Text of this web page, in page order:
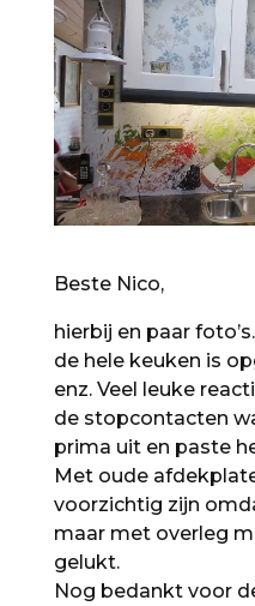
Beste Nico,
hierbij en paar
de hele keuken is
enz. Veel leuke
de stopcontacten
prima uit en paste
Met oude
voorzichtig zijn
maar met overleg
gelukt.
Nog bedankt voor